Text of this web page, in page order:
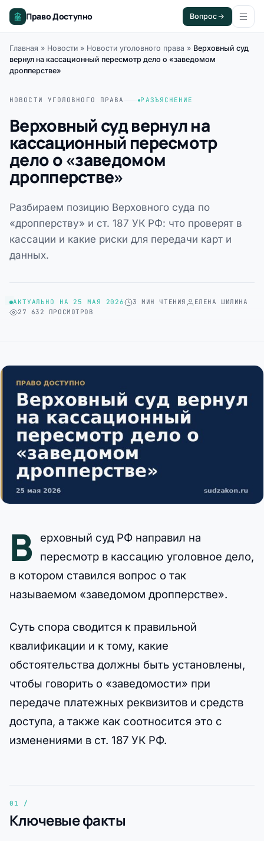
Право Доступно Вопрос
Главная » Новости » Новости уголовного права » Верховный суд
вернул на кассационный пересмотр дело о «заведомом
дропперстве»
НОВОСТИ УГОЛОВНОГО ПРАВА РАЗЪЯСНЕНИЕ
Верховный суд вернул на
кассационный пересмотр
дело о «заведомом
дропперстве»
Разбираем позицию Верховного суда по
«дропперству» и ст. 187 УК РФ: что проверят в
кассации и какие риски для передачи карт и
данных.
АКТУАЛЬНО НА 25 МАЯ 2026 3 МИН ЧТЕНИЯ
ЕЛЕНА ШИЛИНА
27 632 ПРОСМОТРОВ
В
ерховный суд РФ направил на
пересмотр в кассацию уголовное дело,
в котором ставился вопрос о так
называемом «заведомом дропперстве».
Суть спора сводится к правильной
квалификации и к тому, какие
обстоятельства должны быть установлены,
чтобы говорить о «заведомости» при
передаче платежных реквизитов и средств
доступа, а также как соотносится это с
изменениями в ст. 187 УК РФ.
Ключевые факты